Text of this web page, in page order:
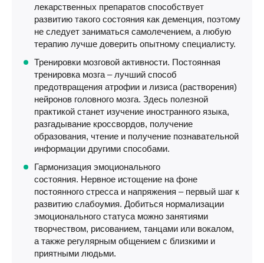
лекарственных препаратов способствует
развитию такого состояния как деменция, поэтому
не следует заниматься самолечением, а любую
терапию лучше доверить опытному специалисту.
Тренировки мозговой активности. Постоянная
тренировка мозга – лучший способ
предотвращения атрофии и лизиса (растворения)
нейронов головного мозга. Здесь полезной
практикой станет изучение иностранного языка,
разгадывание кроссвордов, получение
образования, чтение и получение познавательной
информации другими способами.
Гармонизация эмоционального
состояния. Нервное истощение на фоне
постоянного стресса и напряжения – первый шаг к
развитию слабоумия. Добиться нормализации
эмоционального статуса можно занятиями
творчеством, рисованием, танцами или вокалом,
а также регулярным общением с близкими и
приятными людьми.